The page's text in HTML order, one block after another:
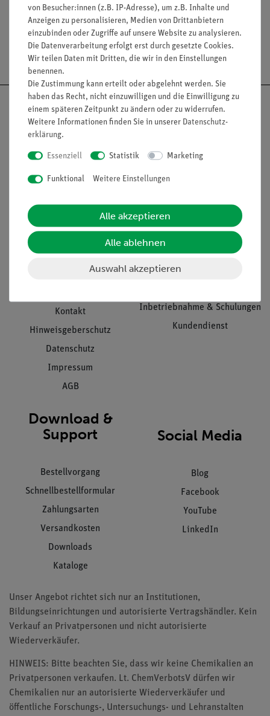
Versandkostenfrei ab 300,- €
Projekte und Lösungen
Kontakt
Hinweisgeberschutz
Datenschutz
Impressum
AGB
Beratung & Showroom
Inventarisierungs- &
Inbetriebnahme & Schulungen
Kundendienst
Download &
Support
Bestellvorgang
Schnellbestellformular
Zahlungsarten
Versandkosten
Downloads
Kataloge
Social Media
Blog
Facebook
YouTube
LinkedIn
Unser Angebot richtet sich nur an Institutionen,
Bildungseinrichtungen und autorisierte Vertragshändler. Kein
Verkauf an Privatpersonen und nicht autorisierte
Wiederverkäufer.
HINWEIS: Bitte beachten Sie, dass wir keine Chemikalien an
Privatpersonen verkaufen. Lt. ChemVerbotsV dürfen wir
Chemikalien nur an autorisierte Wiederverkäufer und
öffentliche Forschungs-, Untersuchungs- und Lehranstalten
von Besucher:innen (z.B. IP-Adresse), um z.B. Inhalte und
Anzeigen zu personalisieren, Medien von Drittanbietern
einzubinden oder Zugriffe auf unsere Website zu analysieren.
Die Datenverarbeitung erfolgt erst durch gesetzte Cookies.
Wir teilen Daten mit Dritten, die wir in den Einstellungen
benennen.
Die Zustimmung kann erteilt oder abgelehnt werden. Sie
haben das Recht, nicht einzuwilligen und die Einwilligung zu
einem späteren Zeitpunkt zu ändern oder zu widerrufen.
Weitere Informationen finden Sie in unserer Daten­schutz­
erklärung.
Essenziell Statistik Marketing
Funktional Weitere Einstellungen
Alle akzeptieren
Alle ablehnen
Auswahl akzeptieren